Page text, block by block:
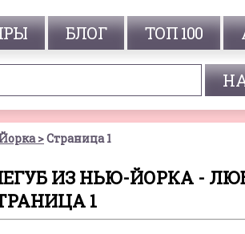
БЛОГ ТОП 100
Страница 1
ИЗ НЬЮ-ЙОРКА -
1